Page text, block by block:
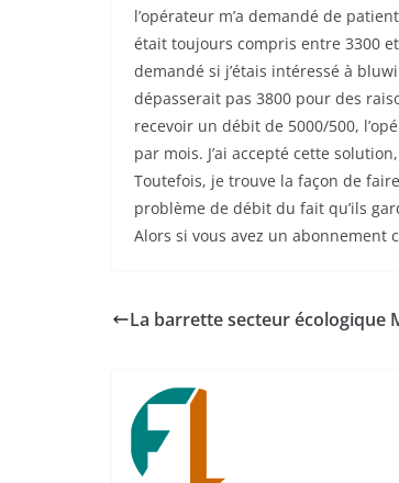
l’opérateur m’a demandé de
était toujours compris entre 3300 et
demandé si j’étais intéressé à
dépasserait pas 3800 pour des
recevoir un débit de 5000/500,
par mois. J’ai accepté cette
Toutefois, je trouve la façon de
problème de débit du fait qu’ils
Alors si vous avez un abonnement
La barrette secteur écologique